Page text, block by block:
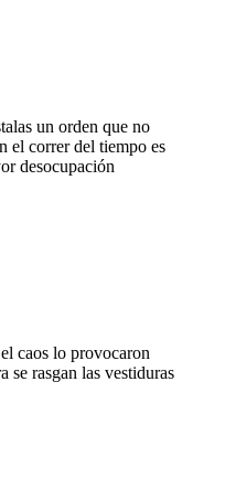
un orden que no
el correr del tiempo es
desocupación
caos lo provocaron
se rasgan las vestiduras